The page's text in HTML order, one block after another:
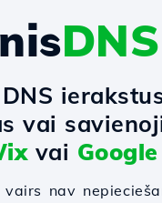
DNS
vai
vai Google
nav